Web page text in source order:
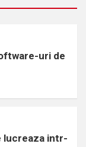
uri de
lucreaza intr-